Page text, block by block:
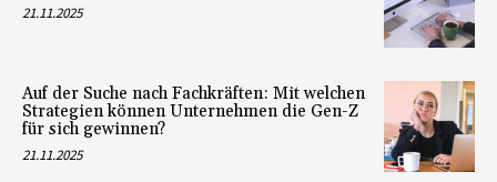
21.11.2025
Auf der Suche nach Fachkräften: Mit welchen
Strategien können Unternehmen die Gen-Z
für sich gewinnen?
21.11.2025